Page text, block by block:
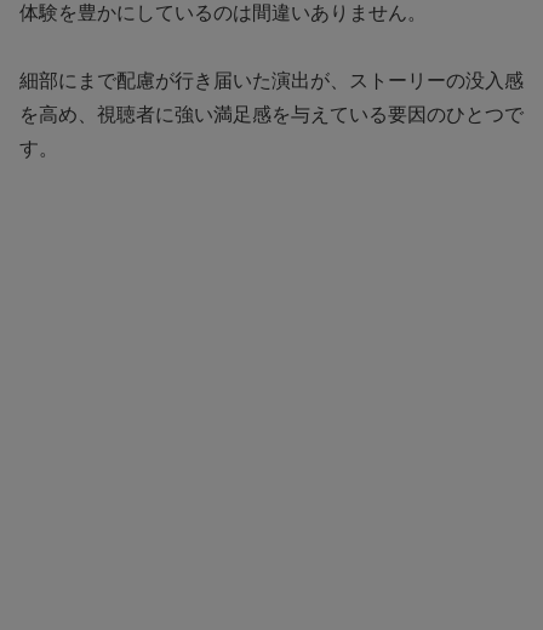
体験を豊かにしているのは間違いありません。
細部にまで配慮が行き届いた演出が、ストーリーの没入感
を高め、視聴者に強い満足感を与えている要因のひとつで
す。